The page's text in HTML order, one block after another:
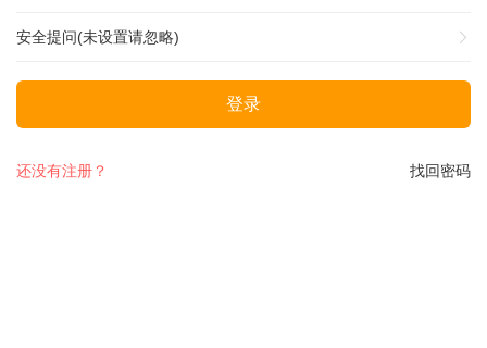
安全提问(未设置请忽略)
登录
找回密码
还没有注册？